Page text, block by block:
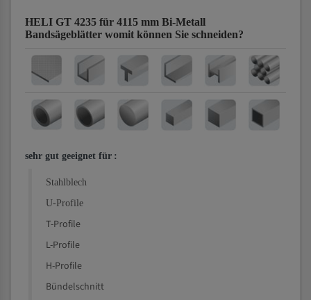
HELI GT 4235 für 4115 mm Bi-Metall
Bandsägeblätter womit können Sie schneiden?
sehr gut geeignet für :
Stahlblech
U-Profile
T-Profile
L-Profile
H-Profile
Bündelschnitt